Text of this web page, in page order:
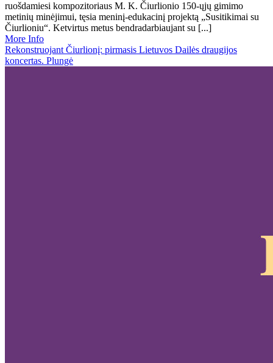
ruošdamiesi kompozitoriaus M. K. Čiurlionio 150-ųjų gimimo
metinių minėjimui, tęsia meninį-edukacinį projektą „Susitikimai su
Čiurlioniu“. Ketvirtus metus bendradarbiaujant su [...]
More Info
Rekonstruojant Čiurlionį: pirmasis Lietuvos Dailės draugijos
koncertas. Plungė